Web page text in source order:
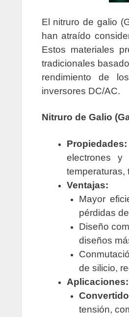
El nitruro de galio
han atraído
Estos materiales
tradicionales
rendimiento de
inversores DC/AC.
Nitruro de Galio
Propiedades:
electrones
temperaturas,
Ventajas:
Mayor
pérdidas
Diseño
diseños
de silicio,
Aplicaciones:
tensión,